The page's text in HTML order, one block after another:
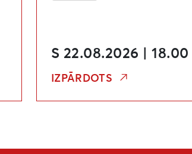
S 22.08.2026 | 18.00
IZPĀRDOTS